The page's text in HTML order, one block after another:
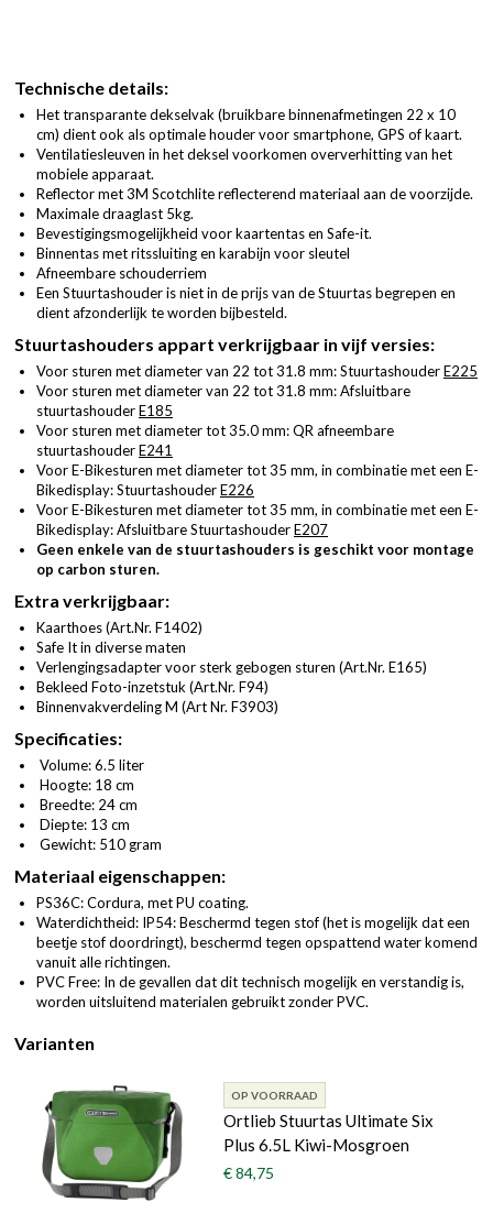
Technische details:
Het transparante dekselvak (bruikbare binnenafmetingen 22 x 10
cm) dient ook als optimale houder voor smartphone, GPS of kaart.
Ventilatiesleuven in het deksel voorkomen oververhitting van het
mobiele apparaat.
Reflector met 3M Scotchlite reflecterend materiaal aan de voorzijde.
Maximale draaglast 5kg.
Bevestigingsmogelijkheid voor kaartentas en Safe-it.
Binnentas met ritssluiting en karabijn voor sleutel
Afneembare schouderriem
Een Stuurtashouder is niet in de prijs van de Stuurtas begrepen en
dient afzonderlijk te worden bijbesteld.
Stuurtashouders appart verkrijgbaar in vijf versies:
Voor sturen met diameter van 22 tot 31.8 mm: StuurtashouderE225
Voor sturen met diameter van 22 tot 31.8 mm: Afsluitbare
stuurtashouderE185
Voor sturen met diameter tot 35.0 mm: QR afneembare
stuurtashouderE241
Voor E-Bikesturen met diameter tot 35 mm, in combinatie met een E-
Bikedisplay: StuurtashouderE226
Voor E-Bikesturen met diameter tot 35 mm, in combinatie met een E-
Bikedisplay: Afsluitbare StuurtashouderE207
Geen enkele van de stuurtashouders is geschikt voor montage
op carbon sturen.
Extra verkrijgbaar:
Kaarthoes (Art.Nr. F1402)
Safe It in diverse maten
Verlengingsadapter voor sterk gebogen sturen (Art.Nr. E165)
Bekleed Foto-inzetstuk (Art.Nr. F94)
Binnenvakverdeling M (Art Nr. F3903)
Specificaties:
Volume: 6.5 liter
Hoogte: 18 cm
Breedte: 24 cm
Diepte: 13 cm
Gewicht: 510 gram
Materiaal eigenschappen:
PS36C: Cordura, met PU coating.
Waterdichtheid: IP54: Beschermd tegen stof (het is mogelijk dat een
beetje stof doordringt), beschermd tegen opspattend water komend
vanuit alle richtingen.
PVC Free: In de gevallen dat dit technisch mogelijk en verstandig is,
worden uitsluitend materialen gebruikt zonder PVC.
Varianten
OP VOORRAAD
Ortlieb Stuurtas Ultimate Six
Plus 6.5L Kiwi-Mosgroen
€ 84,75